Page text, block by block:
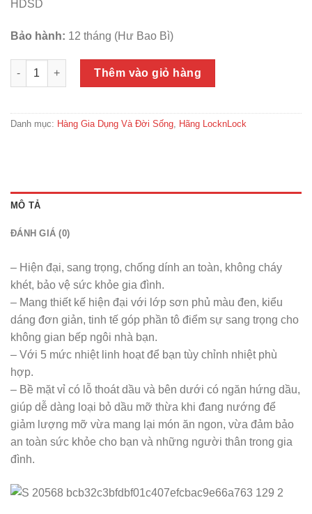
HDSD
Bảo hành: 12 tháng (Hư Bao Bì)
Thanh Lý Bếp nướng điện LOCk&LOCK EJG211 - Hàng Chính
Thêm vào giỏ hàng
Danh mục: Hàng Gia Dụng Và Đời Sống Hãng LocknLock
MÔ TẢ
ĐÁNH GIÁ (0)
– Hiện đại, sang trọng, chống dính an toàn, không cháy
khét, bảo vệ sức khỏe gia đình.
– Mang thiết kế hiện đại với lớp sơn phủ màu đen, kiểu
dáng đơn giản, tinh tế góp phần tô điểm sự sang trọng cho
không gian bếp ngôi nhà bạn.
– Với 5 mức nhiệt linh hoạt để bạn tùy chỉnh nhiệt phù
hợp.
– Bề mặt vỉ có lỗ thoát dầu và bên dưới có ngăn hứng dầu,
giúp dễ dàng loại bỏ dầu mỡ thừa khi đang nướng để
giảm lượng mỡ vừa mang lại món ăn ngon, vừa đảm bảo
an toàn sức khỏe cho bạn và những người thân trong gia
đình.